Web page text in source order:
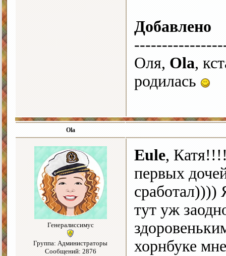
Добавлено
Оля, Ola,
родилась
Ola
Генералиссимус
Группа: Администраторы
Сообщений: 2876
Eule,
первых
сработал))))
тут уж
хорнбуке